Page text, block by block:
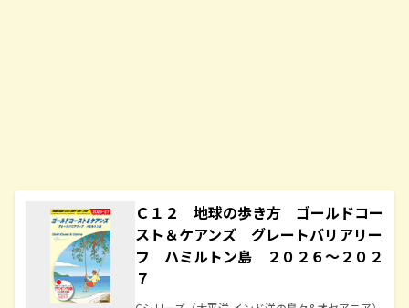
Ｃ１２ 地球の歩き方 ゴールドコー
スト＆ケアンズ グレートバリアリー
フ ハミルトン島 ２０２６～２０２
７